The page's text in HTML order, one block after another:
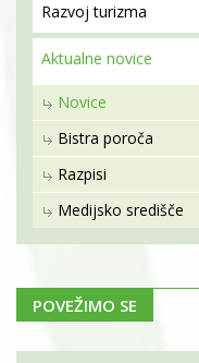
Razvoj turizma
Aktualne novice
Novice
Bistra poroča
Razpisi
Medijsko središče
POVEŽIMO SE